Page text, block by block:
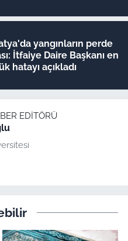
yangınların perde
İtfaiye Daire Başkanı en
hatayı açıkladı
EDITÖRÜ